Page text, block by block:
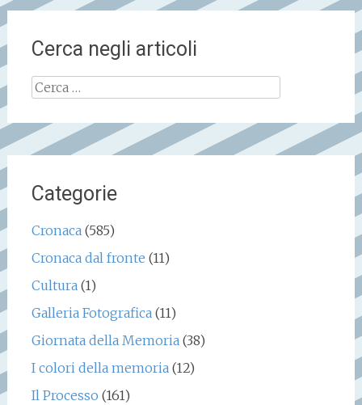
Cerca negli articoli
Ricerca
Categorie
Cronaca(585)
Cronaca dal fronte (11)
Cultura(1)
Galleria Fotografica(11)
Giornata della Memoria(38)
I colori della memoria(12)
Il Processo (161)